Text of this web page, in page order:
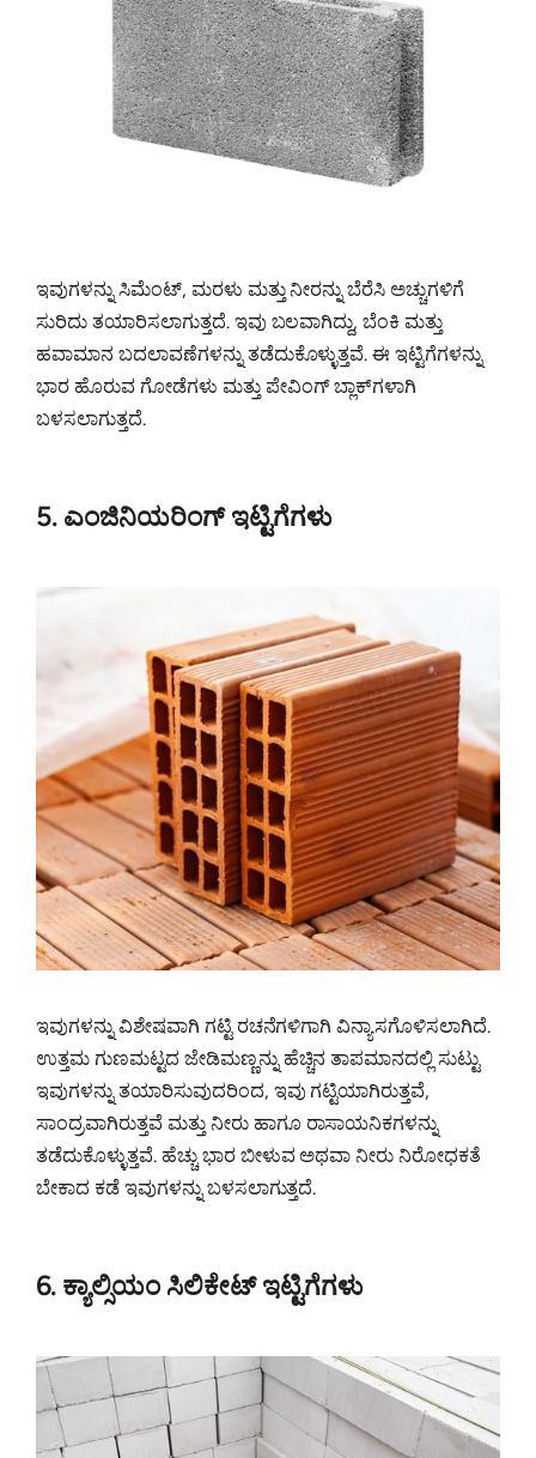
ಇವುಗಳನ್ನು ಸಿಮೆಂಟ್, ಮರಳು ಮತ್ತು ನೀರನ್ನು ಬೆರೆಸಿ ಅಚ್ಚುಗಳಿಗೆ
ಸುರಿದು ತಯಾರಿಸಲಾಗುತ್ತದೆ. ಇವು ಬಲವಾಗಿದ್ದು, ಬೆಂಕಿ ಮತ್ತು
ಹವಾಮಾನ ಬದಲಾವಣೆಗಳನ್ನು ತಡೆದುಕೊಳ್ಳುತ್ತವೆ. ಈ ಇಟ್ಟಿಗೆಗಳನ್ನು
ಭಾರ ಹೊರುವ ಗೋಡೆಗಳು ಮತ್ತು ಪೇವಿಂಗ್ ಬ್ಲಾಕ್‌ಗಳಾಗಿ
ಬಳಸಲಾಗುತ್ತದೆ.
5. ಎಂಜಿನಿಯರಿಂಗ್ ಇಟ್ಟಿಗೆಗಳು
ಇವುಗಳನ್ನು ವಿಶೇಷವಾಗಿ ಗಟ್ಟಿ ರಚನೆಗಳಿಗಾಗಿ ವಿನ್ಯಾಸಗೊಳಿಸಲಾಗಿದೆ.
ಉತ್ತಮ ಗುಣಮಟ್ಟದ ಜೇಡಿಮಣ್ಣನ್ನು ಹೆಚ್ಚಿನ ತಾಪಮಾನದಲ್ಲಿ ಸುಟ್ಟು
ಇವುಗಳನ್ನು ತಯಾರಿಸುವುದರಿಂದ, ಇವು ಗಟ್ಟಿಯಾಗಿರುತ್ತವೆ,
ಸಾಂದ್ರವಾಗಿರುತ್ತವೆ ಮತ್ತು ನೀರು ಹಾಗೂ ರಾಸಾಯನಿಕಗಳನ್ನು
ತಡೆದುಕೊಳ್ಳುತ್ತವೆ. ಹೆಚ್ಚು ಭಾರ ಬೀಳುವ ಅಥವಾ ನೀರು ನಿರೋಧಕತೆ
ಬೇಕಾದ ಕಡೆ ಇವುಗಳನ್ನು ಬಳಸಲಾಗುತ್ತದೆ.
6. ಕ್ಯಾಲ್ಸಿಯಂ ಸಿಲಿಕೇಟ್ ಇಟ್ಟಿಗೆಗಳು